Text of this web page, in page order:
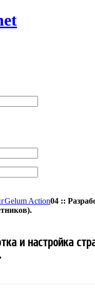
Gelum Action04 ::
и настройка